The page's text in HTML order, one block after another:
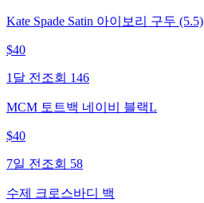
Kate Spade Satin 아이보리 구두 (5.5)
$40
1달 전 조회 146
MCM 토트백 네이비 블랙L
$40
7일 전 조회 58
수제 크로스바디 백